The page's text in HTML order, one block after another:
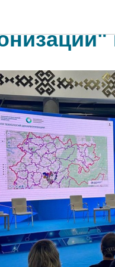
стол